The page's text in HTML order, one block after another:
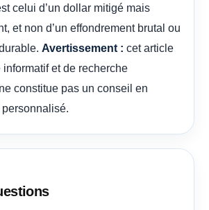
celui d’un dollar mitigé mais
et non d’un effondrement brutal ou
Avertissement : cet article
informatif et de recherche
constitue pas un conseil en